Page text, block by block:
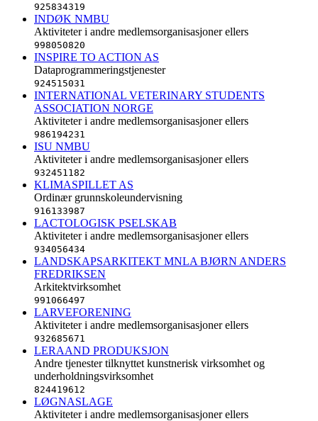
925834319
INDØK NMBU
Aktiviteter i andre medlemsorganisasjoner ellers
998050820
INSPIRE TO ACTION AS
Dataprogrammeringstjenester
924515031
INTERNATIONAL VETERINARY STUDENTS
ASSOCIATION NORGE
Aktiviteter i andre medlemsorganisasjoner ellers
986194231
ISU NMBU
Aktiviteter i andre medlemsorganisasjoner ellers
932451182
KLIMASPILLET AS
Ordinær grunnskoleundervisning
916133987
LACTOLOGISK PSELSKAB
Aktiviteter i andre medlemsorganisasjoner ellers
934056434
LANDSKAPSARKITEKT MNLA BJØRN ANDERS
FREDRIKSEN
Arkitektvirksomhet
991066497
LARVEFORENING
Aktiviteter i andre medlemsorganisasjoner ellers
932685671
LERAAND PRODUKSJON
Andre tjenester tilknyttet kunstnerisk virksomhet og
underholdningsvirksomhet
824419612
LØGNASLAGE
Aktiviteter i andre medlemsorganisasjoner ellers